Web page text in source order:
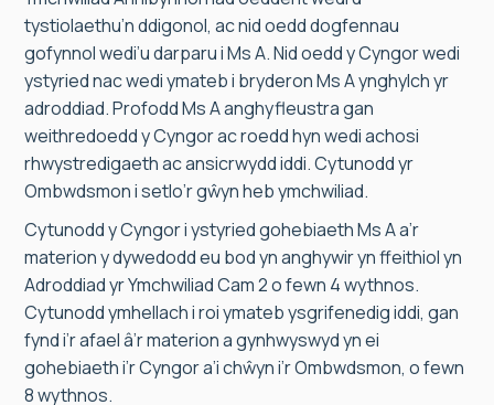
tystiolaethu’n ddigonol, ac nid oedd dogfennau
gofynnol wedi’u darparu i Ms A. Nid oedd y Cyngor wedi
ystyried nac wedi ymateb i bryderon Ms A ynghylch yr
adroddiad. Profodd Ms A anghyfleustra gan
weithredoedd y Cyngor ac roedd hyn wedi achosi
rhwystredigaeth ac ansicrwydd iddi. Cytunodd yr
Ombwdsmon i setlo’r gŵyn heb ymchwiliad.
Cytunodd y Cyngor i ystyried gohebiaeth Ms A a’r
materion y dywedodd eu bod yn anghywir yn ffeithiol yn
Adroddiad yr Ymchwiliad Cam 2 o fewn 4 wythnos.
Cytunodd ymhellach i roi ymateb ysgrifenedig iddi, gan
fynd i’r afael â’r materion a gynhwyswyd yn ei
gohebiaeth i’r Cyngor a’i chŵyn i’r Ombwdsmon, o fewn
8 wythnos.